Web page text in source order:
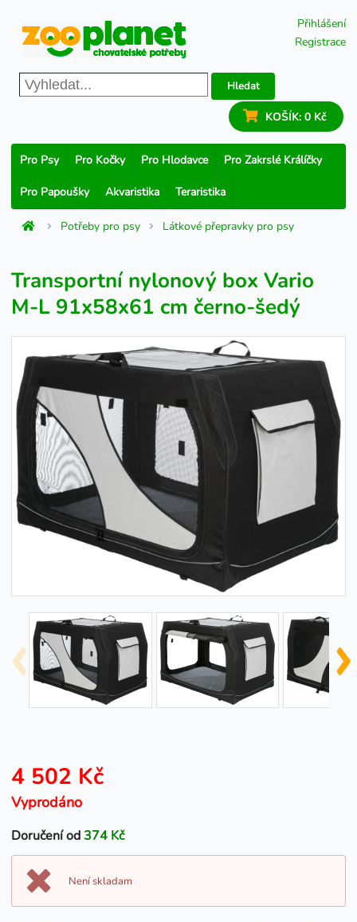
Přihlášení
Registrace
Hledat
KOŠÍK: 0 Kč
Pro Psy Pro Kočky Pro Hlodavce Pro Zakrslé Králíčky
Pro Papoušky Akvaristika Teraristika
Potřeby pro psy Látkové přepravky pro psy
Transportní nylonový box Vario
M-L 91x58x61 cm černo-šedý
4 502 Kč
Vyprodáno
Doručení od 374 Kč
Není skladam